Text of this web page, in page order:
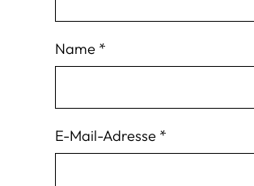
Name *
E-Mail-Adresse *